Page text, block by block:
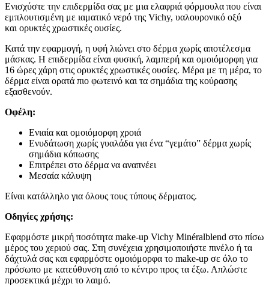
Ενισχύστε την επιδερμίδα σας με μια ελαφριά φόρμουλα που είναι
εμπλουτισμένη με ιαματικό νερό της Vichy, υαλουρονικό οξύ
και ορυκτές χρωστικές ουσίες.
Κατά την εφαρμογή, η υφή λιώνει στο δέρμα χωρίς αποτέλεσμα
μάσκας. Η επιδερμίδα είναι φυσική, λαμπερή και ομοιόμορφη για
16 ώρες χάρη στις ορυκτές χρωστικές ουσίες. Μέρα με τη μέρα, το
δέρμα είναι ορατά πιο φωτεινό και τα σημάδια της κούρασης
εξασθενούν.
Οφέλη:
Ενιαία και ομοιόμορφη χροιά
Ενυδάτωση χωρίς γυαλάδα για ένα “γεμάτο” δέρμα χωρίς
σημάδια κόπωσης
Επιτρέπει στο δέρμα να αναπνέει
Μεσαία κάλυψη
Είναι κατάλληλο για όλους τους τύπους δέρματος.
Οδηγίες χρήσης:
Εφαρμόστε μικρή ποσότητα make-up Vichy Minéralblend στο πίσω
μέρος του χεριού σας. Στη συνέχεια χρησιμοποιήστε πινέλο ή τα
δάχτυλά σας και εφαρμόστε ομοιόμορφα το make-up σε όλο το
πρόσωπο με κατεύθυνση από το κέντρο προς τα έξω. Απλώστε
προσεκτικά μέχρι το λαιμό.